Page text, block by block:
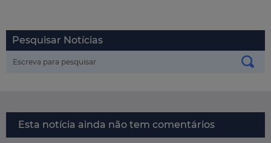
Pesquisar Notícias
Esta notícia ainda não tem comentários